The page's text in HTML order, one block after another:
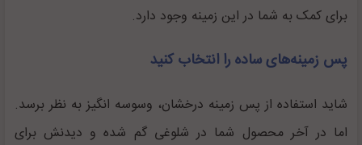
برای کمک به شما در این زمینه وجود دارد.
پس زمینه‌های ساده را انتخاب کنید
شاید استفاده از پس ‌زمینه درخشان، وسوسه انگیز به نظر برسد.
اما در آخر محصول شما در شلوغی گم شده و دیدنش برای